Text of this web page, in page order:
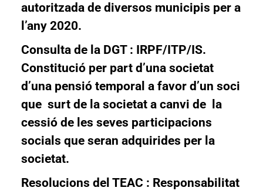
autoritzada de diversos municipis per a
l’any 2020.
Consulta de la DGT : IRPF/ITP/IS.
Constitució per part d’una societat
d’una pensió temporal a favor d’un soci
que surt de la societat a canvi de la
cessió de les seves participacions
socials que seran adquirides per la
societat.
Resolucions del TEAC : Responsabilitat